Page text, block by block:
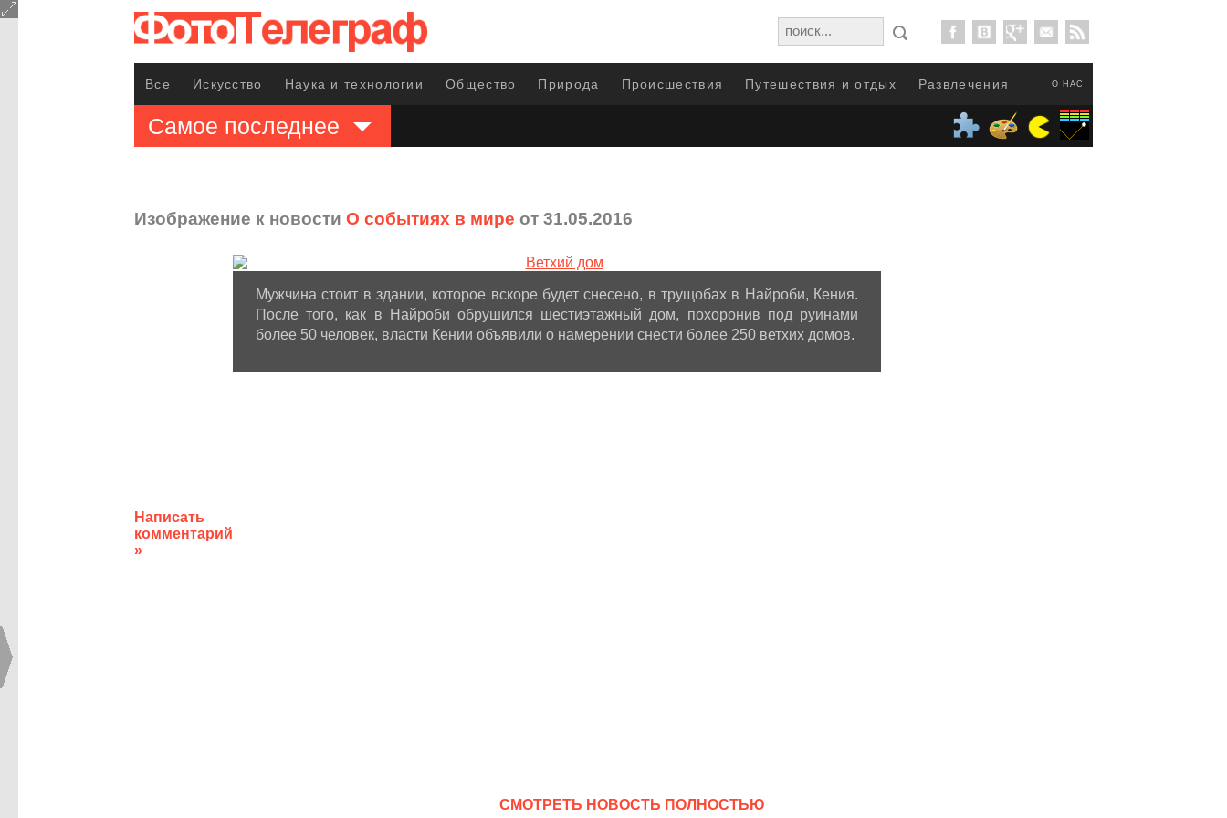
О НАС
Все Искусство Наука и технологии Общество Природа Происшествия Путешествия и отдых Развлечения
Самое последнее
Изображение к новости О событиях в мире от 31.05.2016
Написать
комментарий
»
Мужчина стоит в здании, которое вскоре будет снесено, в трущобах в Найроби, Кения.
После того, как в Найроби обрушился шестиэтажный дом, похоронив под руинами
более 50 человек, власти Кении объявили о намерении снести более 250 ветхих домов.
CМОТРЕТЬ НОВОСТЬ ПОЛНОСТЬЮ